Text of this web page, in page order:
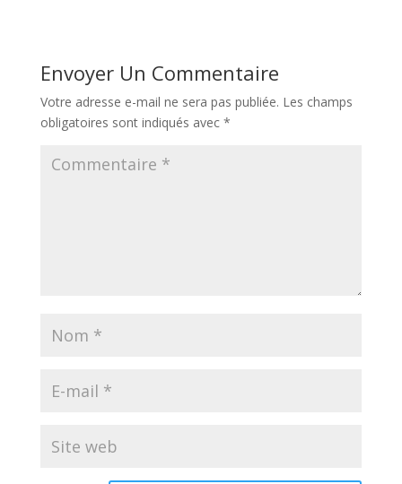
Envoyer Un Commentaire
Votre adresse e-mail ne sera pas publiée. Les champs
obligatoires sont indiqués avec *